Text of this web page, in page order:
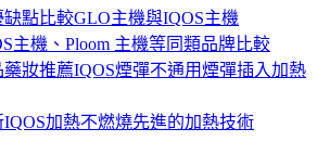
點比較GLO主機與IQOS主機
主機、Ploom 主機等同類品牌比較
藥妝推薦IQOS煙彈不通用煙彈插入加熱
加熱不燃燒先進的加熱技術